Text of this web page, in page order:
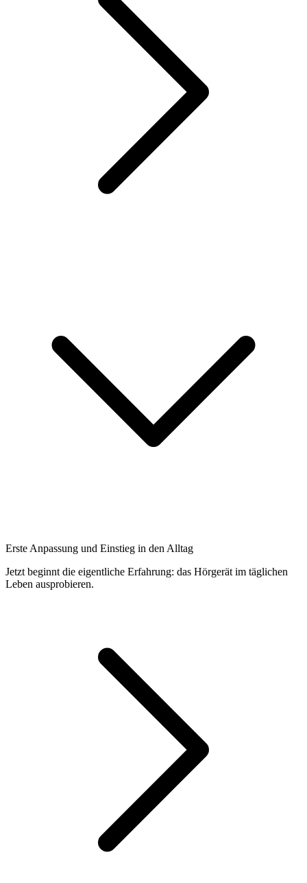
Erste Anpassung und Einstieg in den Alltag
Jetzt beginnt die eigentliche Erfahrung: das Hörgerät im täglichen
Leben ausprobieren.